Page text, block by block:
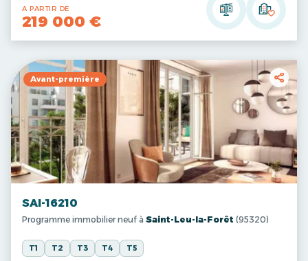
A PARTIR DE
219 000 €
Avant-première
SAI-16210
Programme immobilier neuf à Saint-Leu-la-Forêt (95320)
T1 T2 T3 T4 T5